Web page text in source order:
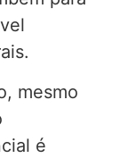
mesmo
é